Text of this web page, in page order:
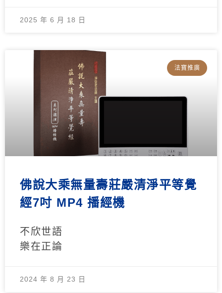
2025 年 6 月 18 日
法寶推廣
佛說大乘無量壽莊嚴清淨平等覺
經7吋 MP4 播經機
不欣世語
樂在正論
2024 年 8 月 23 日